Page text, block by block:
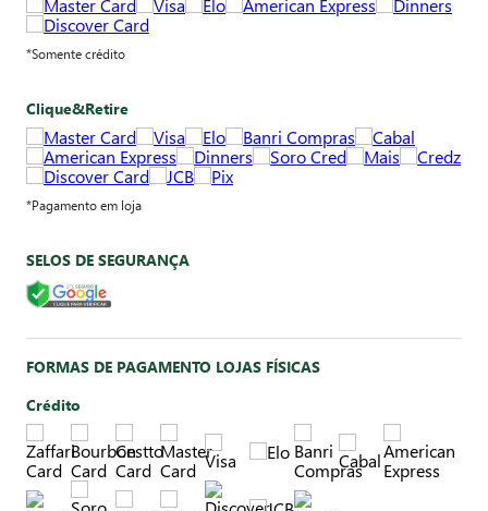
*Somente crédito
Clique&Retire
*Pagamento em loja
SELOS DE SEGURANÇA
FORMAS DE PAGAMENTO LOJAS FÍSICAS
Crédito